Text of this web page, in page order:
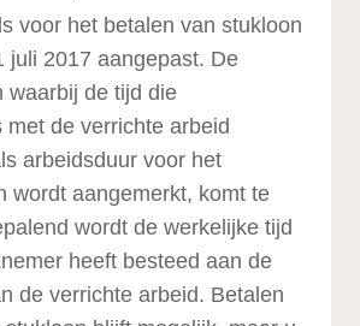
voor het betalen van stukloon
juli 2017 aangepast. De
waarbij de tijd die
met de verrichte arbeid
arbeidsduur voor het
wordt aangemerkt, komt te
wordt de werkelijke tijd
heeft besteed aan de
de verrichte arbeid. Betalen